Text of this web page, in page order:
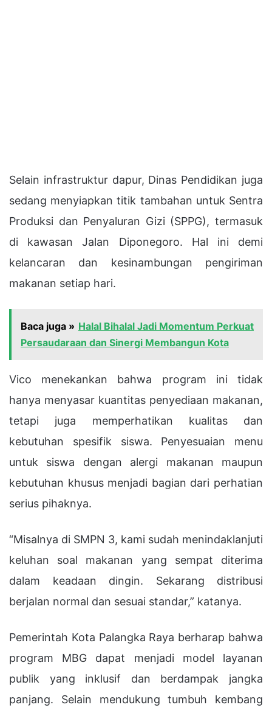
Selain infrastruktur dapur, Dinas Pendidikan juga
sedang menyiapkan titik tambahan untuk Sentra
Produksi dan Penyaluran Gizi (SPPG), termasuk
di kawasan Jalan Diponegoro. Hal ini demi
kelancaran dan kesinambungan pengiriman
makanan setiap hari.
Baca juga » Halal Bihalal Jadi Momentum Perkuat
Persaudaraan dan Sinergi Membangun Kota
Vico menekankan bahwa program ini tidak
hanya menyasar kuantitas penyediaan makanan,
tetapi juga memperhatikan kualitas dan
kebutuhan spesifik siswa. Penyesuaian menu
untuk siswa dengan alergi makanan maupun
kebutuhan khusus menjadi bagian dari perhatian
serius pihaknya.
“Misalnya di SMPN 3, kami sudah menindaklanjuti
keluhan soal makanan yang sempat diterima
dalam keadaan dingin. Sekarang distribusi
berjalan normal dan sesuai standar,” katanya.
Pemerintah Kota Palangka Raya berharap bahwa
program MBG dapat menjadi model layanan
publik yang inklusif dan berdampak jangka
panjang. Selain mendukung tumbuh kembang